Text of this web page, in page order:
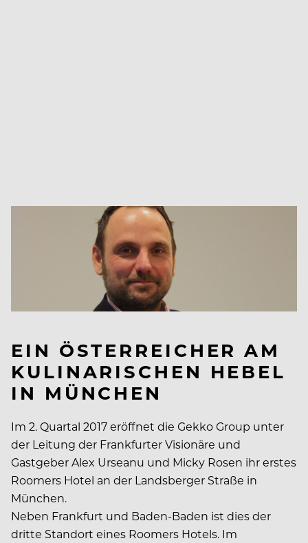
EIN ÖSTERREICHER AM
KULINARISCHEN HEBEL
IN MÜNCHEN
Im 2. Quartal 2017 eröffnet die Gekko Group unter
der Leitung der Frankfurter Visionäre und
Gastgeber Alex Urseanu und Micky Rosen ihr erstes
Roomers Hotel an der Landsberger Straße in
München.
Neben Frankfurt und Baden-Baden ist dies der
dritte Standort eines Roomers Hotels. Im